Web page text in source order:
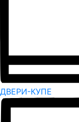
ДВЕРИ-КУПЕ